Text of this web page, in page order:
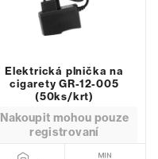
Elektrická plnička na
cigarety GR-12-005
(50ks/krt)
Nakoupit mohou pouze
registrovaní